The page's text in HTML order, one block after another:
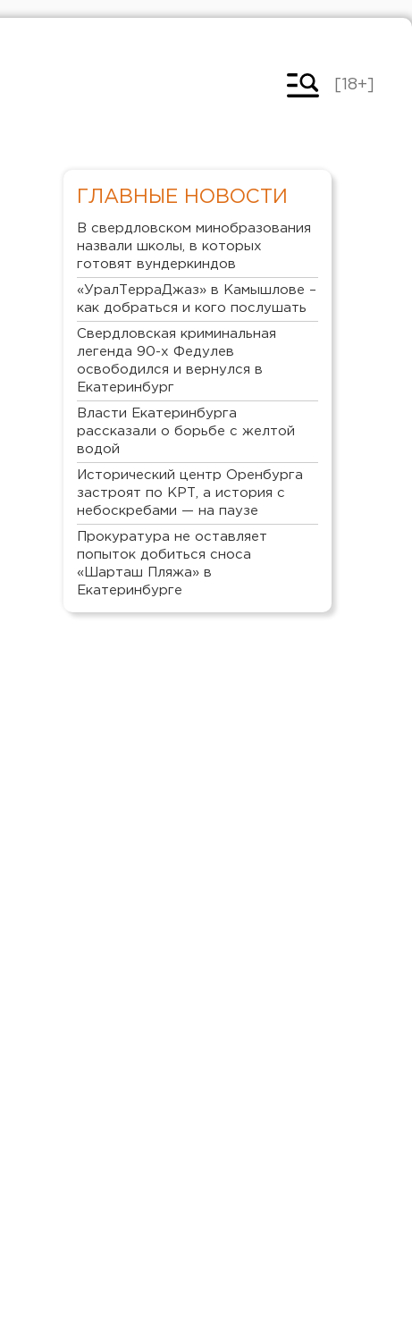
[18+]
ГЛАВНЫЕ НОВОСТИ
В свердловском минобразования
назвали школы, в которых
готовят вундеркиндов
«УралТерраДжаз» в Камышлове –
как добраться и кого послушать
Свердловская криминальная
легенда 90-х Федулев
освободился и вернулся в
Екатеринбург
Власти Екатеринбурга
рассказали о борьбе с желтой
водой
Исторический центр Оренбурга
застроят по КРТ, а история с
небоскребами — на паузе
Прокуратура не оставляет
попыток добиться сноса
«Шарташ Пляжа» в
Екатеринбурге